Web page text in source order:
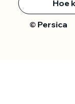
Hoe
© Persica